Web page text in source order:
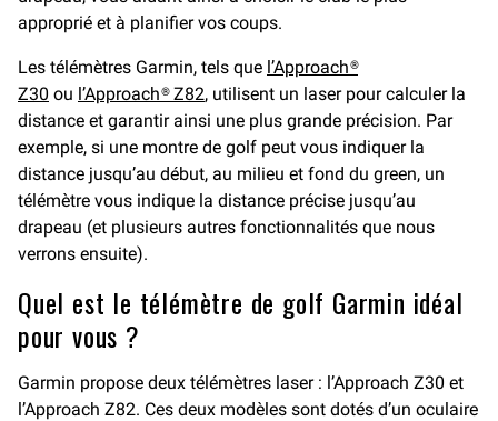
approprié et à planifier vos coups.
Les télémètres Garmin, tels que l’Approach®
Z30 ou l’Approach® Z82, utilisent un laser pour calculer la
distance et garantir ainsi une plus grande précision. Par
exemple, si une montre de golf peut vous indiquer la
distance jusqu’au début, au milieu et fond du green, un
télémètre vous indique la distance précise jusqu’au
drapeau (et plusieurs autres fonctionnalités que nous
verrons ensuite).
Quel est le télémètre de golf Garmin idéal
pour vous ?
Garmin propose deux télémètres laser : l’Approach Z30 et
l’Approach Z82. Ces deux modèles sont dotés d’un oculaire